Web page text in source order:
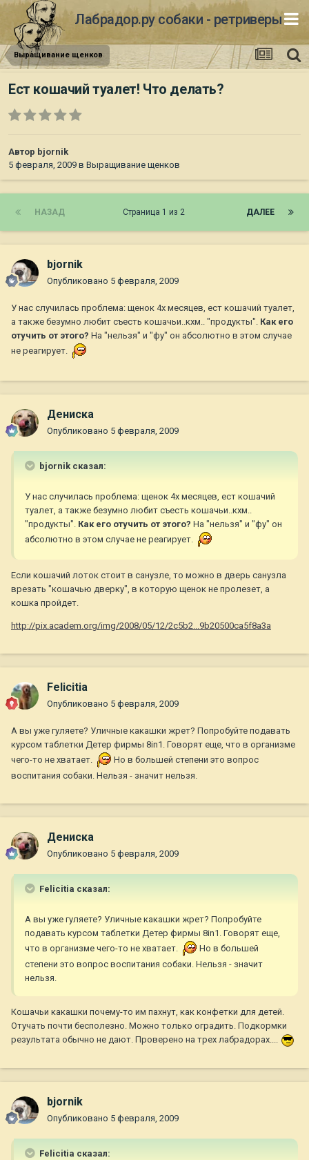
Лабрадор.ру собаки - ретриверы
Выращивание щенков
Ест кошачий туалет! Что делать?
Автор bjornik
5 февраля, 2009 в Выращивание щенков
НАЗАД ДАЛЕЕ
Страница 1 из 2
bjornik
Опубликовано 5 февраля, 2009
У нас случилась проблема: щенок 4х месяцев, ест кошачий туалет,
а также безумно любит съесть кошачьи..кхм.. "продукты". Как его
отучить от этого? На "нельзя" и "фу" он абсолютно в этом случае
не реагирует.
Дениска
Опубликовано 5 февраля, 2009
bjornik сказал:
У нас случилась проблема: щенок 4х месяцев, ест кошачий
туалет, а также безумно любит съесть кошачьи..кхм..
"продукты". Как его отучить от этого? На "нельзя" и "фу" он
абсолютно в этом случае не реагирует.
Если кошачий лоток стоит в санузле, то можно в дверь санузла
врезать "кошачью дверку", в которую щенок не пролезет, а
кошка пройдет.
http://pix.academ.org/img/2008/05/12/2c5b2...9b20500ca5f8a3a
Felicitia
Опубликовано 5 февраля, 2009
А вы уже гуляете? Уличные какашки жрет? Попробуйте подавать
курсом таблетки Детер фирмы 8in1. Говорят еще, что в организме
чего-то не хватает.
Но в большей степени это вопрос
воспитания собаки. Нельзя - значит нельзя.
Дениска
Опубликовано 5 февраля, 2009
Felicitia сказал:
А вы уже гуляете? Уличные какашки жрет? Попробуйте
подавать курсом таблетки Детер фирмы 8in1. Говорят еще,
что в организме чего-то не хватает.
Но в большей
степени это вопрос воспитания собаки. Нельзя - значит
нельзя.
Кошачьи какашки почему-то им пахнут, как конфетки для детей.
Отучать почти бесполезно. Можно только оградить. Подкормки
результата обычно не дают. Проверено на трех лабрадорах....
bjornik
Опубликовано 5 февраля, 2009
Felicitia сказал: